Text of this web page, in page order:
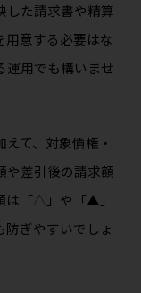
した請求書や精算
用意する必要はな
運用でも構いませ
て、対象債権・
や差引後の請求額
は「△」や「▲」
ぎやすいでしょ